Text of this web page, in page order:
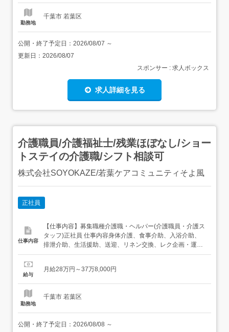
勤務地
千葉市 若葉区
公開・終了予定日： 2026/08/07 ～
更新日： 2026/08/07
スポンサー : 求人ボックス
求人詳細を見る
介護職員/介護福祉士/残業ほぼなし/ショー
トステイの介護職/シフト相談可
株式会社SOYOKAZE/若葉ケアコミュニティそよ風
正社員
仕事内容
【仕事内容】募集職種介護職・ヘルパー(介護職員・介護ス
タッフ)正社員 仕事内容身体介護、食事介助、入浴介助、
排泄介助、生活援助、送迎、リネン交換、レク企画・運営
給与・手当<給与>月給280,000〜378,000円<手当>交通費
当:15,000円処遇改善手当:30,000円夜勤手当:6,000円/回(...
給与
月給28万円～37万8,000円
勤務地
千葉市 若葉区
公開・終了予定日： 2026/08/08 ～